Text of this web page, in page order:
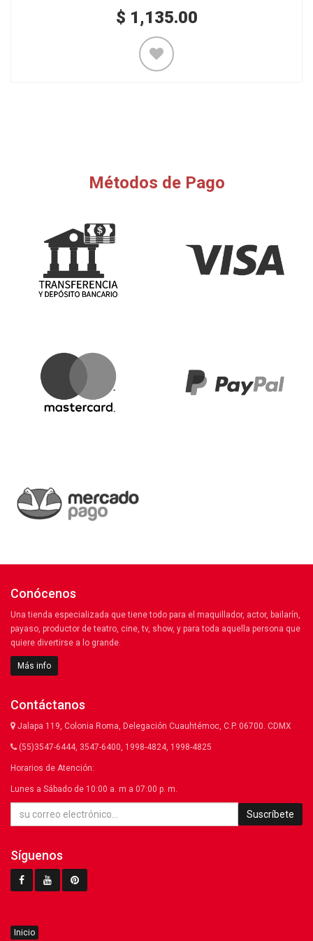
$ 1,135.00
Métodos de Pago
Conócenos
Una tienda especializada que tiene todo para el maquillador, actor, bailarín,
payaso, productor de teatro, cine, tv, show, y para toda aquella persona que
quiere divertirse a lo grande.
Más info
Contáctanos
Jalapa 119, Colonia Roma, Delegación Cuauhtémoc, C.P. 06700. CDMX
(55)3547-6444, 3547-6400, 1998-4824, 1998-4825
Horarios de Atención:
Lunes a Sábado de 10:00 a. m a 07:00 p. m.
Suscríbete
Síguenos
Inicio